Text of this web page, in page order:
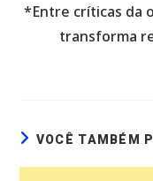
*Entre críticas da
transforma
VOCÊ TAMBÉM